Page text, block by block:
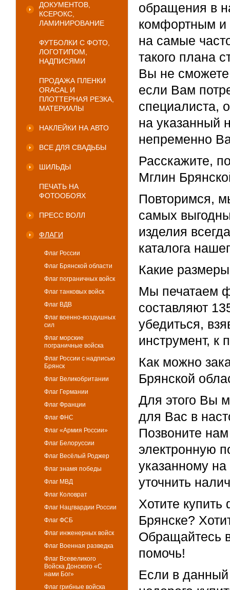
ДОКУМЕНТОВ,
КСЕРОКС,
ЛАМИНИРОВАНИЕ
ФУТБОЛКИ С ФОТО,
ЛОГОТИПОМ,
НАДПИСЯМИ
ПРОДАЖА ПЛЕНКИ
ORACAL И
ПЛОТТЕРНАЯ РЕЗКА,
МАТЕРИАЛЫ
НАКЛЕЙКИ НА АВТО
ВСЕ ДЛЯ СВАДЬБЫ
ШИЛЬДЫ
ПЕЧАТЬ НА
ФОТООБОЯХ
ПРЕСС ВОЛЛ
ФЛАГИ
Флаг России
Флаг Брянской области
Флаг пограничных войск
Флаг танковых войск
Флаг ВДВ
Флаг военно-воздушных
сил
Флаг морские
пограничные войска
Флаг России с надписью
Брянск
Флаг Великобритании
Флаг Германии
Флаг Франции
Флаг ФНС
Флаг «Армия России»
Флаг Белоруссии
Флаг Весёлый Роджер
Флаг знамя победы
Флаг МВД
Флаг Коловрат
Флаг Нацгвардии России
Флаг ФСБ
Флаг инженерных войск
Флаг Военная разведка
Флаг Всевеликого
Войска Донского «С
нами Бог»
Флаг грибные войска
обращения в
комфортным и
на самые
такого плана
Вы не
если Вам
специалиста,
на указанный
непременно
Расскажите,
Мглин
Повторимся,
самых
изделия
каталога
Какие
Мы печатаем
составляют
убедиться,
инструмент, к
Как можно
Брянской
Для этого Вы
для Вас в
Позвоните
электронную
указанному
уточнить
Хотите
Брянске?
Обращайтесь
помочь!
Если в